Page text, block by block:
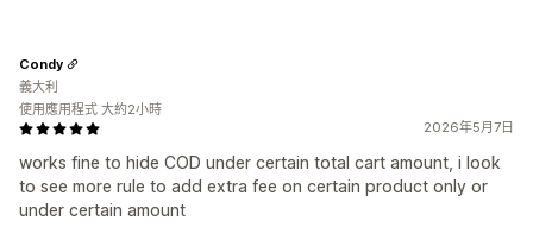
2026年5月7日
works fine to hide COD under certain total cart amount, i look
to see more rule to add extra fee on certain product only or
under certain amount
Condy
義大利
使用應用程式 大約2小時